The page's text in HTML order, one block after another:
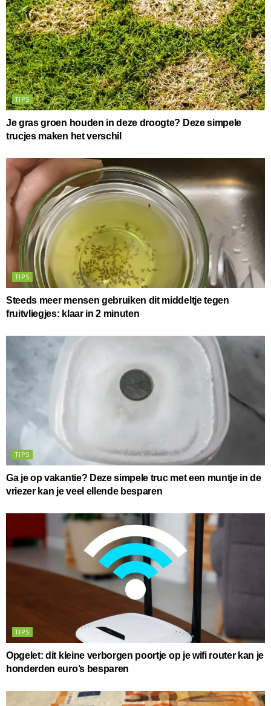
TIPS
Je gras groen houden in deze droogte? Deze simpele
trucjes maken het verschil
TIPS
Steeds meer mensen gebruiken dit middeltje tegen
fruitvliegjes: klaar in 2 minuten
TIPS
Ga je op vakantie? Deze simpele truc met een muntje in de
vriezer kan je veel ellende besparen
TIPS
Opgelet: dit kleine verborgen poortje op je wifi router kan je
honderden euro’s besparen